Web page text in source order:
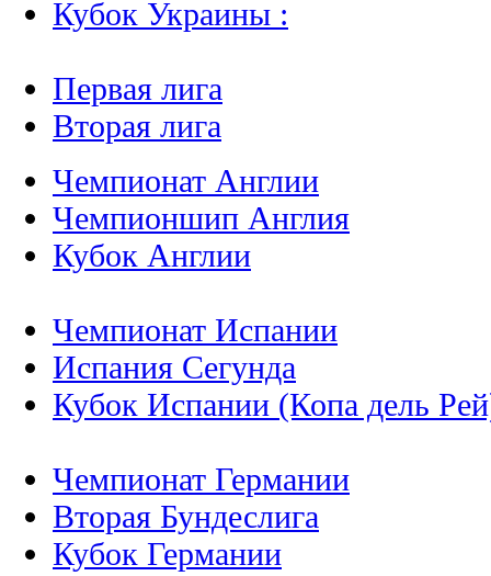
Кубок Украины :
Первая лига
Вторая лига
Чемпионат Англии
Чемпионшип Англия
Кубок Англии
Чемпионат Испании
Испания Сегунда
Кубок Испании (Копа дель
Чемпионат Германии
Вторая Бундеслига
Кубок Германии